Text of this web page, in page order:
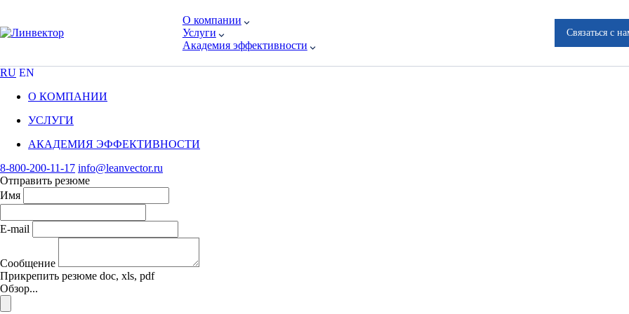
О компании
Услуги
Академия эффективности
Связаться с
RU EN
О КОМПАНИИ
УСЛУГИ
АКАДЕМИЯ ЭФФЕКТИВНОСТИ
8-800-200-11-17 info@leanvector.ru
Отправить резюме
Имя
E-mail
Сообщение
Прикрепить резюме doc, xls, pdf
Обзор...